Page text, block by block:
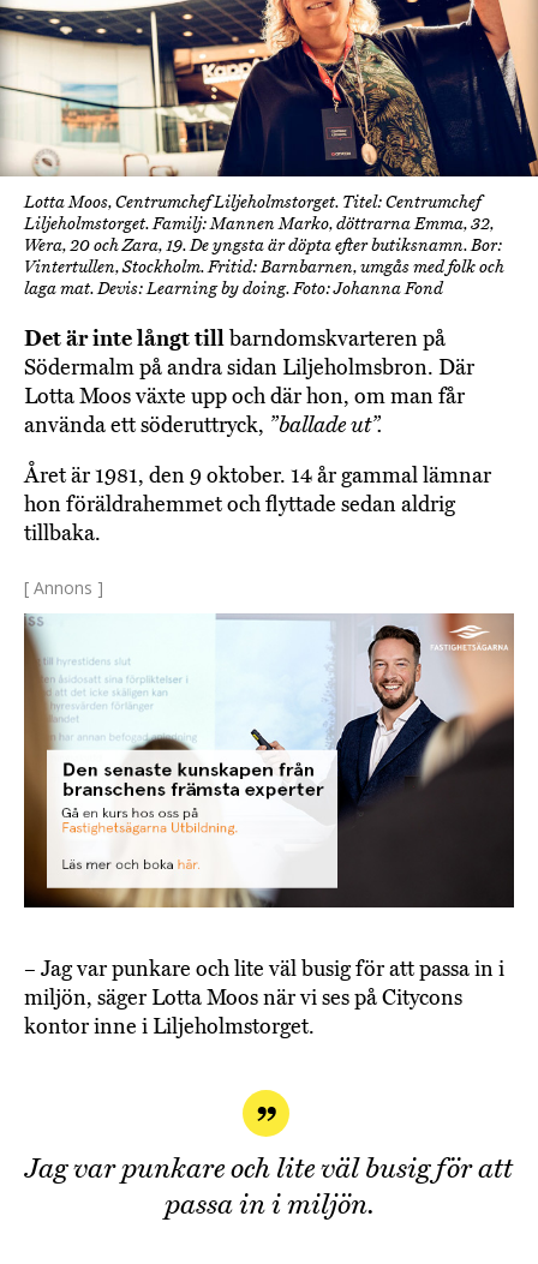
Lotta Moos, Centrumchef Liljeholmstorget. Titel: Centrumchef
Liljeholmstorget. Familj: Mannen Marko, döttrarna Emma, 32,
Wera, 20 och Zara, 19. De yngsta är döpta efter butiksnamn. Bor:
Vintertullen, Stockholm. Fritid: Barnbarnen, umgås med folk och
laga mat. Devis: Learning by doing. Foto: Johanna Fond
Det är inte långt tillbarndomskvarteren på
Södermalm på andra sidan Liljeholmsbron. Där
Lotta Moos växte upp och där hon, om man får
använda ett söderuttryck, ”ballade ut”.
Året är 1981, den 9 oktober. 14 år gammal lämnar
hon föräldrahemmet och flyttade sedan aldrig
tillbaka.
[ Annons ]
– Jag var punkare och lite väl busig för att passa in i
miljön, säger Lotta Moos när vi ses på Citycons
kontor inne i Liljeholmstorget.
Jag var punkare och lite väl busig för att
passa in i miljön.